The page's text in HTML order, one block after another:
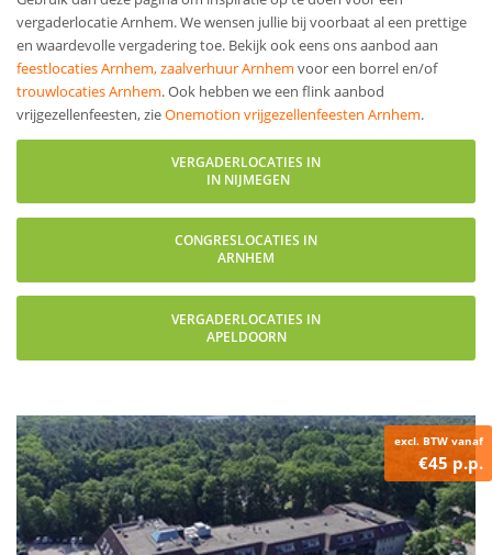
vergaderlocatie Arnhem. We wensen jullie bij voorbaat al een prettige
en waardevolle vergadering toe. Bekijk ook eens ons aanbod aan
feestlocaties Arnhem,zaalverhuur Arnhem voor een borrel en/of
trouwlocaties Arnhem. Ook hebben we een flink aanbod
vrijgezellenfeesten, zieOnemotion vrijgezellenfeesten Arnhem.
VERGADERLOCATIES IN
IN NIJMEGEN
CONGRESLOCATIES IN
ARNHEM
VERGADERLOCATIES IN
APELDOORN
excl. BTW vanaf
€45 p.p.